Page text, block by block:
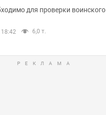
для проверки воинского
6,0 т.